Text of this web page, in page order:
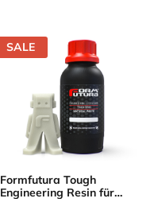
SALE
Formfutura Tough
Engineering Resin für